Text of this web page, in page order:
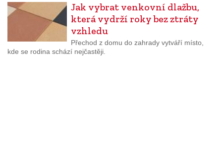
Jak vybrat venkovní dlažbu,
která vydrží roky bez ztráty
vzhledu
Přechod z domu do zahrady vytváří místo,
kde se rodina schází nejčastěji.